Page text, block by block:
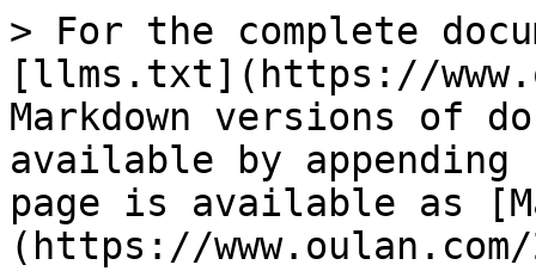
> For the complete
[llms.txt](https://
Markdown versions of
available by
page is available as
(https://